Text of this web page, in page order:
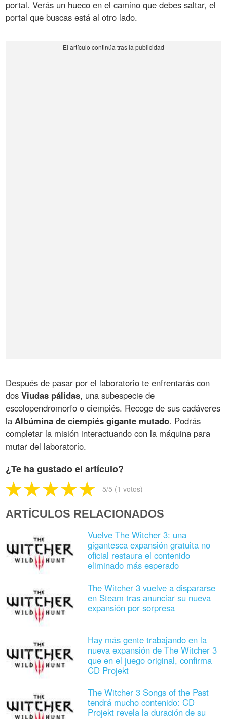
portal. Verás un hueco en el camino que debes saltar, el
portal que buscas está al otro lado.
Después de pasar por el laboratorio te enfrentarás con
dosViudas pálidas, una subespecie de
escolopendromorfo o ciempiés. Recoge de sus cadáveres
laAlbúmina de ciempiés gigante mutado. Podrás
completar la misión interactuando con la máquina para
mutar del laboratorio.
¿Te ha gustado el artículo?
5/5 (1 votos)
ARTÍCULOS RELACIONADOS
Vuelve The Witcher 3: una
gigantesca expansión gratuita no
oficial restaura el contenido
eliminado más esperado
The Witcher 3 vuelve a dispararse
en Steam tras anunciar su nueva
expansión por sorpresa
Hay más gente trabajando en la
nueva expansión de The Witcher 3
que en el juego original, confirma
CD Projekt
The Witcher 3 Songs of the Past
tendrá mucho contenido: CD
Projekt revela la duración de su